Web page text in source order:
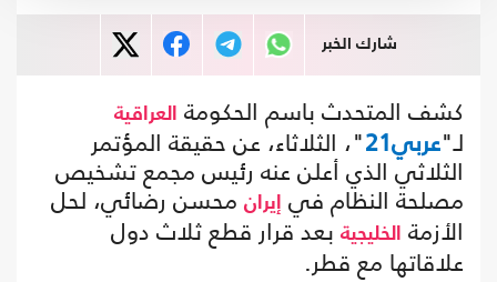
شارك الخبر
كشف المتحدث باسم الحكومة العراقية
لـ"عربي21 "، الثلاثاء، عن حقيقة المؤتمر
الثلاثي الذي أعلن عنه رئيس مجمع تشخيص
مصلحة النظام في إيران محسن رضائي، لحل
الأزمة
الخليجية بعد قرار قطع ثلاث دول
علاقاتها مع قطر.